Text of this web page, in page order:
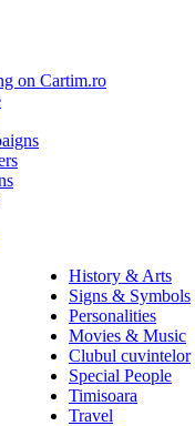
on Cartim.ro
History & Arts
Signs & Symbols
Personalities
Movies & Music
Clubul cuvintelor
Special People
Timisoara
Travel